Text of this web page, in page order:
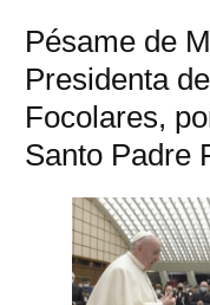
Pésame de
Presidenta
Focolares,
Santo Padre